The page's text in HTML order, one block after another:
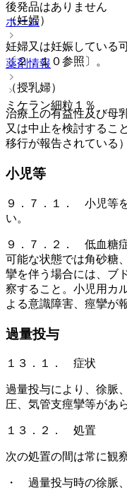
後発品はありません
ホーム
薬剤情報
ミケラン細粒１％
（妊婦）
妊婦又は妊娠している
〔２．１０参照〕。
（授乳婦）
治療上の有益性及び母
又は中止を検討するこ
移行が報告されている）
小児等
９．７．１． 小児等
い。
９．７．２． 低血糖
可能な状態では角砂糖
攣を伴う場合には、ブ
察すること。小児用カ
よる意識障害、痙攣が
過量投与
１３．１． 症状
過量投与により、徐脈
圧、気管支痙攣等があ
１３．２． 処置
次の処置の間は常に観
・ 過量投与時の徐脈